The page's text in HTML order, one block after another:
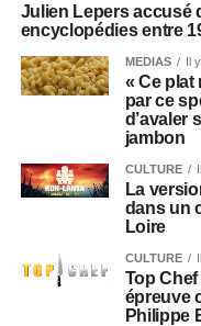
Julien Lepers accusé
encyclopédies entre
MEDIAS Il
« Ce plat
par ce
d’avaler
jambon
CULTURE
La
dans un
Loire
CULTURE
Top
épreuve
Philippe